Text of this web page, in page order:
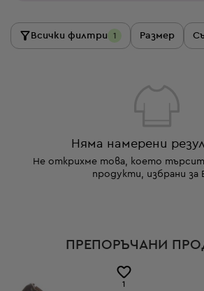
Всички филтри 1 Размер
Няма намерени
Не открихме това, което
продукти, избрани за
ПРЕПОРЪЧАНИ
1